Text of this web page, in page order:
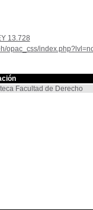
13.728
opac_css/
Facultad de Derecho